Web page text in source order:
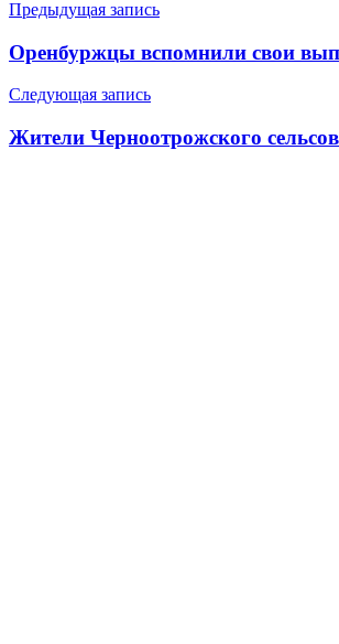
Навигация
по
записям
Предыдущая запись
Оренбуржцы вспомнили свои
Следующая запись
Жители Черноотрожского